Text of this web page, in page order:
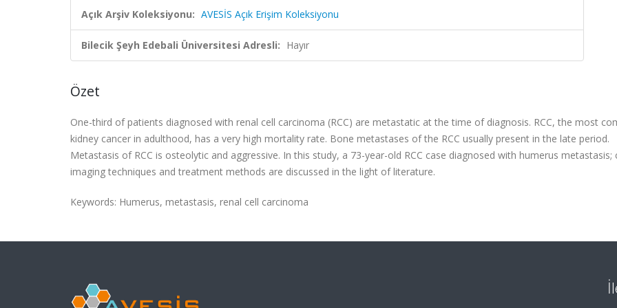
Açık Arşiv Koleksiyonu: AVESİS Açık Erişim Koleksiyonu
Bilecik Şeyh Edebali Üniversitesi Adresli: Hayır
Özet
One-third of patients diagnosed with renal cell carcinoma (RCC) are metastatic at the time of diagnosis. RCC, the most
kidney cancer in adulthood, has a very high mortality rate. Bone metastases of the RCC usually present in the late period.
Metastasis of RCC is osteolytic and aggressive. In this study, a 73-year-old RCC case diagnosed with humerus metastasis;
imaging techniques and treatment methods are discussed in the light of literature.
Keywords: Humerus, metastasis, renal cell carcinoma